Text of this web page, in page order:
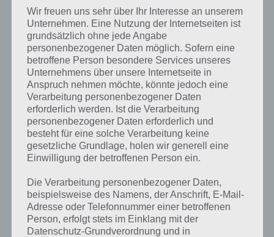
Filmen. Da die Reihenfolge bei jedem Spieler anders ist, können wir
dir nicht das exakte Level anzeigen, weshalb du über unsere
Komplettlösung jedoch trotzdem zu jedem Sachverhalt die
entsprechenden Antworten findest!
Weitere Lösungen zu 94%
gesucht? Schaue inunsere
Komplettlösung zur App! Dort
kannst du mit der Suche
Lösungen der über 300 Level
finden!
Wir freuen uns sehr über Ihr Interesse an unserem
Unternehmen. Eine Nutzung der Internetseiten ist
grundsätzlich ohne jede Angabe
personenbezogener Daten möglich. Sofern eine
betroffene Person besondere Services unseres
Unternehmens über unsere Internetseite in
Anspruch nehmen möchte, könnte jedoch eine
Verarbeitung personenbezogener Daten
erforderlich werden. Ist die Verarbeitung
personenbezogener Daten erforderlich und
besteht für eine solche Verarbeitung keine
gesetzliche Grundlage, holen wir generell eine
Einwilligung der betroffenen Person ein.
Die Verarbeitung personenbezogener Daten,
beispielsweise des Namens, der Anschrift, E-Mail-
Adresse oder Telefonnummer einer betroffenen
Person, erfolgt stets im Einklang mit der
Datenschutz-Grundverordnung und in